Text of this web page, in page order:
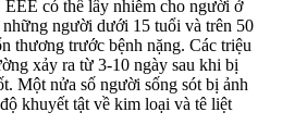
có thể lây nhiễm cho người ở
người dưới 15 tuổi và trên 50
thương trước bệnh nặng. Các triệu
xảy ra từ 3-10 ngày sau khi bị
Một nửa số người sống sót bị ảnh
khuyết tật về kim loại và tê liệt